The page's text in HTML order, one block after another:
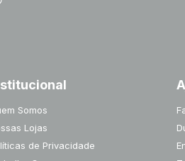
Somos
Lojas
de Privacidade